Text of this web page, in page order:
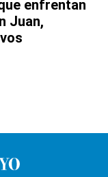
enfrentan
Juan,